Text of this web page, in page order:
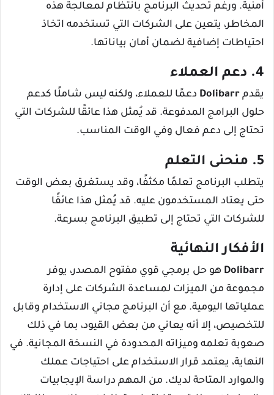
أمنية. ورغم تحديث البرنامج بانتظام لمعالجة هذه
المخاطر، يتعين على الشركات التي تستخدمه اتخاذ
احتياطات إضافية لضمان أمان بياناتها.
4. دعم العملاء
يقدم Dolibarr دعمًا للعملاء، ولكنه ليس شاملًا كدعم
حلول البرامج المدفوعة. قد يُمثل هذا عائقًا للشركات التي
تحتاج إلى دعم فعال وفي الوقت المناسب.
5. منحنى التعلم
يتطلب البرنامج تعلمًا مكثفًا، وقد يستغرق بعض الوقت
حتى يعتاد المستخدمون عليه. قد يُمثل هذا عائقًا
للشركات التي تحتاج إلى تطبيق البرنامج بسرعة.
الأفكار النهائية
Dolibarr هو حل برمجي قوي مفتوح المصدر، يوفر
مجموعة من الميزات لمساعدة الشركات على إدارة
عملياتها اليومية. مع أن البرنامج مجاني الاستخدام وقابل
للتخصيص، إلا أنه يعاني من بعض القيود، بما في ذلك
صعوبة تعلمه وميزاته المحدودة في النسخة المجانية. في
النهاية، يعتمد قرار الاستخدام على احتياجات عملك
والموارد المتاحة لديك. من المهم دراسة الإيجابيات